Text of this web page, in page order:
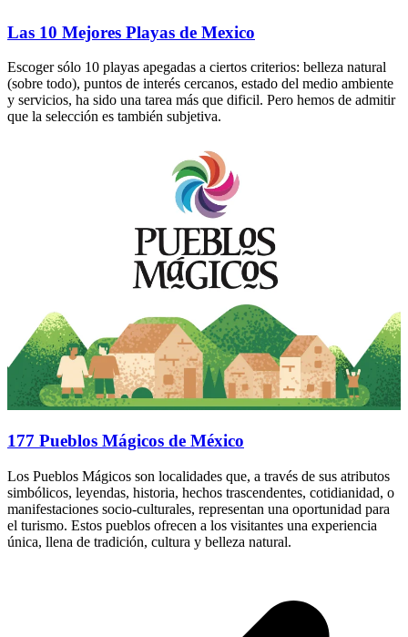
Las 10 Mejores Playas de Mexico
Escoger sólo 10 playas apegadas a ciertos criterios: belleza natural
(sobre todo), puntos de interés cercanos, estado del medio ambiente
y servicios, ha sido una tarea más que dificil. Pero hemos de admitir
que la selección es también subjetiva.
177 Pueblos Mágicos de México
Los Pueblos Mágicos son localidades que, a través de sus atributos
simbólicos, leyendas, historia, hechos trascendentes, cotidianidad, o
manifestaciones socio-culturales, representan una oportunidad para
el turismo. Estos pueblos ofrecen a los visitantes una experiencia
única, llena de tradición, cultura y belleza natural.